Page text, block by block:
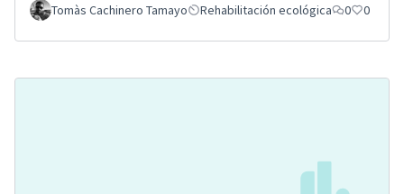
Tomàs Cachinero Tamayo
Rehabilitación ecológica 0 0